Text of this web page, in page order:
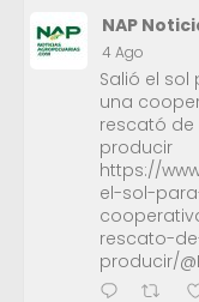
NAP
4 Ago
Salió el sol
una
rescató de
producir
https://
el-sol-
rescato-
producir/